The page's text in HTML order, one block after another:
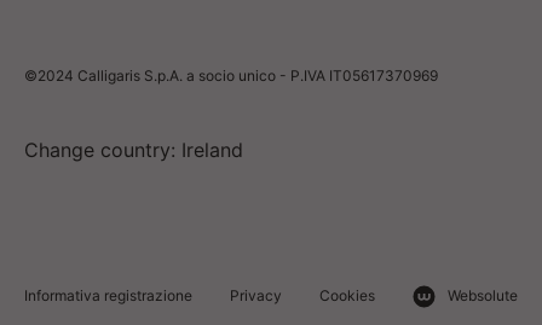
©2024 Calligaris S.p.A. a socio unico - P.IVA IT05617370969
Change country: Ireland
Informativa registrazione Privacy Cookies Websolute